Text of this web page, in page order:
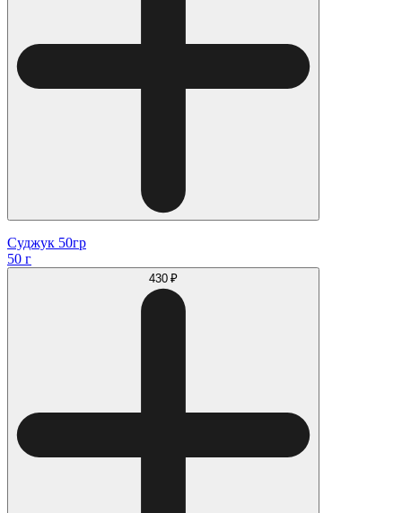
Суджук 50гр
50 г
430 ₽